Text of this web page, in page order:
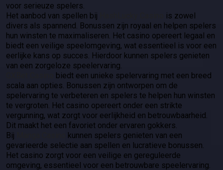
voor serieuze spelers.
Het aanbod van spellen bij
is zowel
divers als spannend. Bonussen zijn royaal en helpen spelers
hun winsten te maximaliseren. Het casino opereert legaal en
biedt een veilige speelomgeving, wat essentieel is voor een
eerlijke kans op succes. Hierdoor kunnen spelers genieten
van een zorgeloze speelervaring.
biedt een unieke spelervaring met een breed
scala aan opties. Bonussen zijn ontworpen om de
spelervaring te verbeteren en spelers te helpen hun winsten
te vergroten. Het casino opereert onder een strikte
vergunning, wat zorgt voor eerlijkheid en betrouwbaarheid.
Dit maakt het een favoriet onder ervaren gokkers.
Bij
kunnen spelers genieten van een
gevarieerde selectie aan spellen en lucratieve bonussen.
Het casino zorgt voor een veilige en gereguleerde
omgeving, essentieel voor een betrouwbare speelervaring.